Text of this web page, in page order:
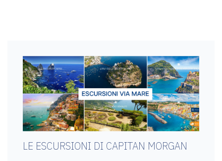
LE ESCURSIONI DI CAPITAN MORGAN